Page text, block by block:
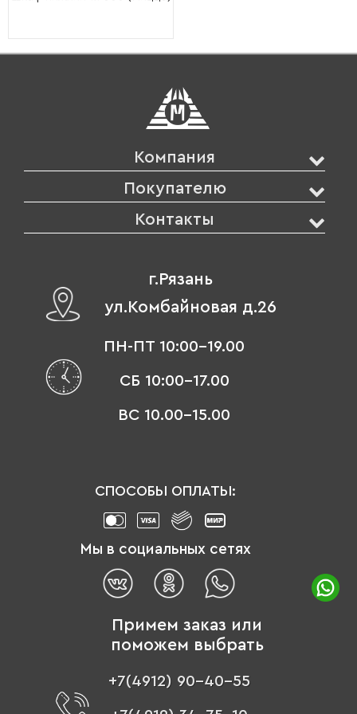
Компания
Покупателю
Контакты
г.Рязань
ул.Комбайновая д.26
ПН-ПТ 10:00-19.00
СБ 10:00-17.00
ВС 10.00-15.00
СПОСОБЫ ОПЛАТЫ:
Мы в социальных сетях
Примем заказ или
поможем выбрать
+7(4912) 90-40-55